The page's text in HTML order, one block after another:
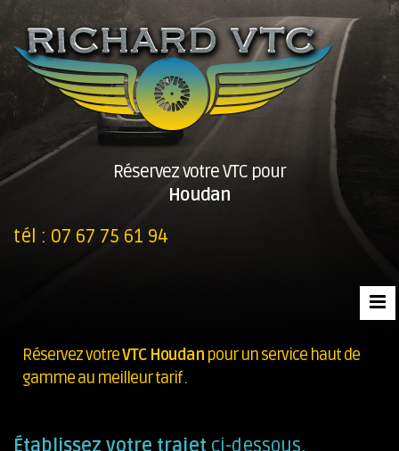
Réservez votre VTC pour
Houdan
tél : 07 67 75 61 94
Réservez votreVTC Houdan pour un service haut de
gamme au meilleur tarif .
Établissez votre trajet ci-dessous,